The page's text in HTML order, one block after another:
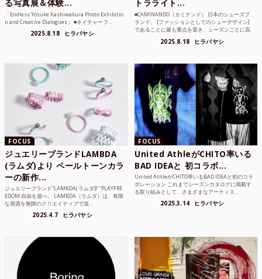
る写真展＆体験...
「Endless Yosuke Kashiwakura Photo Exhibitio
n and Creative Dialogues」 ■ネイチャーフ...
2025.8.18 ヒラバヤシ
トラライト...
■CAMINANDO（カミナンド） 日本のシューズブ
ランド。 [ファッションとしてのシューデザイン]
であることに最も重点を置き、シーズンごとに高
2025.8.18 ヒラバヤシ
FOCUS
ジュエリーブランドLAMBDA
(ラムダ)より ペールトーンカラ
ーの新作...
ジュエリーブランド“LAMBDA( ラムダ))” “PLAYFRE
EDOM 自由を遊べ。 LAMBDA（ラムダ）は、有限
な資源を無限のクリエイティブで追...
2025.4.7 ヒラバヤシ
FOCUS
United AthleがCHITO率いる
BAD IDEAと 初コラボ...
United AthleがCHITO率いるBAD IDEAと初のコラ
ボレーション これまでシーズンカタログに掲載す
る取り組みとして、さまざまなアーティス...
2025.3.14 ヒラバヤシ